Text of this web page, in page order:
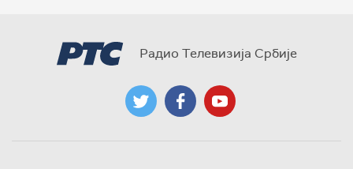
Радио Телевизија Србије